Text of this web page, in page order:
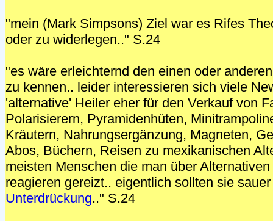
"mein (Mark Simpsons) Ziel war es Rifes
oder zu widerlegen.." S.24
"es wäre erleichternd den einen oder
zu kennen.. leider interessieren sich viele
'alternative' Heiler eher für den Verkauf von
Polarisierern, Pyramidenhüten,
Kräutern, Nahrungsergänzung, Magneten,
Abos, Büchern, Reisen zu mexikanischen
meisten Menschen die man über
reagieren gereizt.. eigentlich sollten sie
Unterdrückung.." S.24